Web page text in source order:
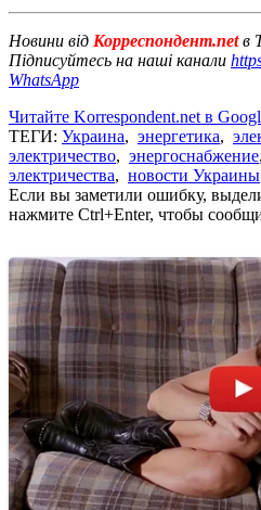
Новини від Корреспондент.netв
Підписуйтесь на наші канали
WhatsApp
Читайте Korrespondent.net в
ТЕГИ: Украина, энергетика,
электричество, энергоснабжение
электричества, новости Украины
Если вы заметили ошибку,
нажмите Ctrl+Enter, чтобы